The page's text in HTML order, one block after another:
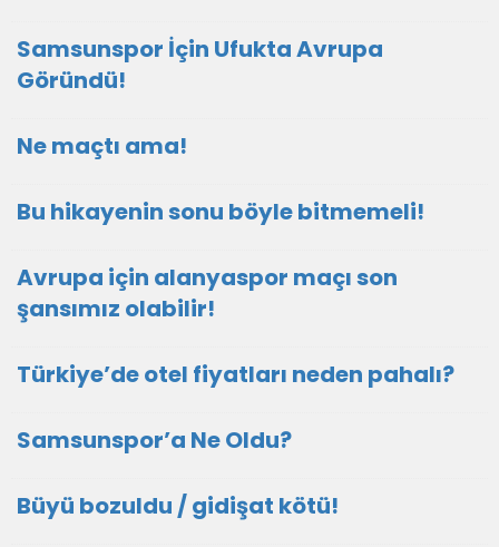
Samsunspor İçin Ufukta Avrupa
Göründü!
Ne maçtı ama!
Bu hikayenin sonu böyle bitmemeli!
Avrupa için alanyaspor maçı son
şansımız olabilir!
Türkiye’de otel fiyatları neden pahalı?
Samsunspor’a Ne Oldu?
Büyü bozuldu / gidişat kötü!